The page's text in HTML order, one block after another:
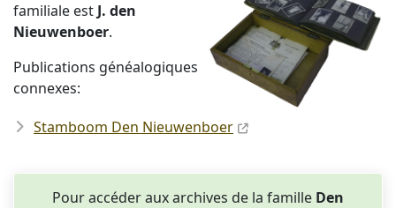
familiale est J. den
Nieuwenboer.
Publications généalogiques
connexes:
Stamboom Den Nieuwenboer
Pour accéder aux archives de la famille Den